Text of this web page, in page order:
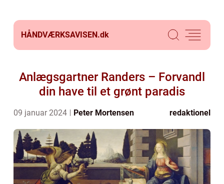
HÅNDVÆRKSAVISEN.dk
Anlægsgartner Randers – Forvandl
din have til et grønt paradis
09 januar 2024 Peter Mortensen redaktionel